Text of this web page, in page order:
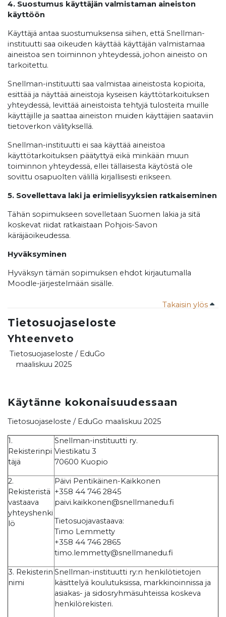
4. Suostumus käyttäjän valmistaman aineiston
käyttöön
Käyttäjä antaa suostumuksensa siihen, että Snellman-
instituutti saa oikeuden käyttää käyttäjän valmistamaa
aineistoa sen toiminnon yhteydessä, johon aineisto on
tarkoitettu.
Snellman-instituutti saa valmistaa aineistosta kopioita,
esittää ja näyttää aineistoja kyseisen käyttötarkoituksen
yhteydessä, levittää aineistoista tehtyjä tulosteita muille
käyttäjille ja saattaa aineiston muiden käyttäjien saataviin
tietoverkon välityksellä.
Snellman-instituutti ei saa käyttää aineistoa
käyttötarkoituksen päätyttyä eikä minkään muun
toiminnon yhteydessä, ellei tällaisesta käytöstä ole
sovittu osapuolten välillä kirjallisesti erikseen.
5. Sovellettava laki ja erimielisyyksien ratkaiseminen
Tähän sopimukseen sovelletaan Suomen lakia ja sitä
koskevat riidat ratkaistaan Pohjois-Savon
käräjäoikeudessa.
Hyväksyminen
Hyväksyn tämän sopimuksen ehdot kirjautumalla
Moodle-järjestelmään sisälle.
Takaisin ylös
Tietosuojaseloste
Yhteenveto
Tietosuojaseloste / EduGo
maaliskuu 2025
Käytänne kokonaisuudessaan
Tietosuojaseloste / EduGo maaliskuu 2025
1.
Rekisterinpi
täjä
Snellman-instituutti ry.
Viestikatu 3
70600 Kuopio
2.
Rekisteristä
vastaava
yhteyshenki
lö
Päivi Pentikäinen-Kaikkonen
+358 44 746 2845
paivi.kaikkonen@snellmanedu.fi
Tietosuojavastaava:
Timo Lemmetty
+358 44 746 2865
timo.lemmetty@snellmanedu.fi
3. Rekisterin
nimi
Snellman-instituutti ry:n henkilötietojen
käsittelyä koulutuksissa, markkinoinnissa ja
asiakas- ja sidosryhmäsuhteissa koskeva
henkilörekisteri.